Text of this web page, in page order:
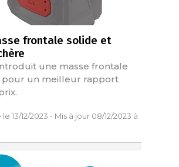
frontale solide et
une masse frontale
un meilleur rapport
13/12/2023 - Mis à jour 08/12/2023 à